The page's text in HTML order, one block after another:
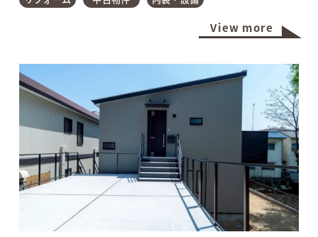
View more